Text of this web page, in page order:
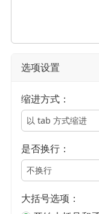
选项设置
缩进方式：
是否换行：
大括号选项：